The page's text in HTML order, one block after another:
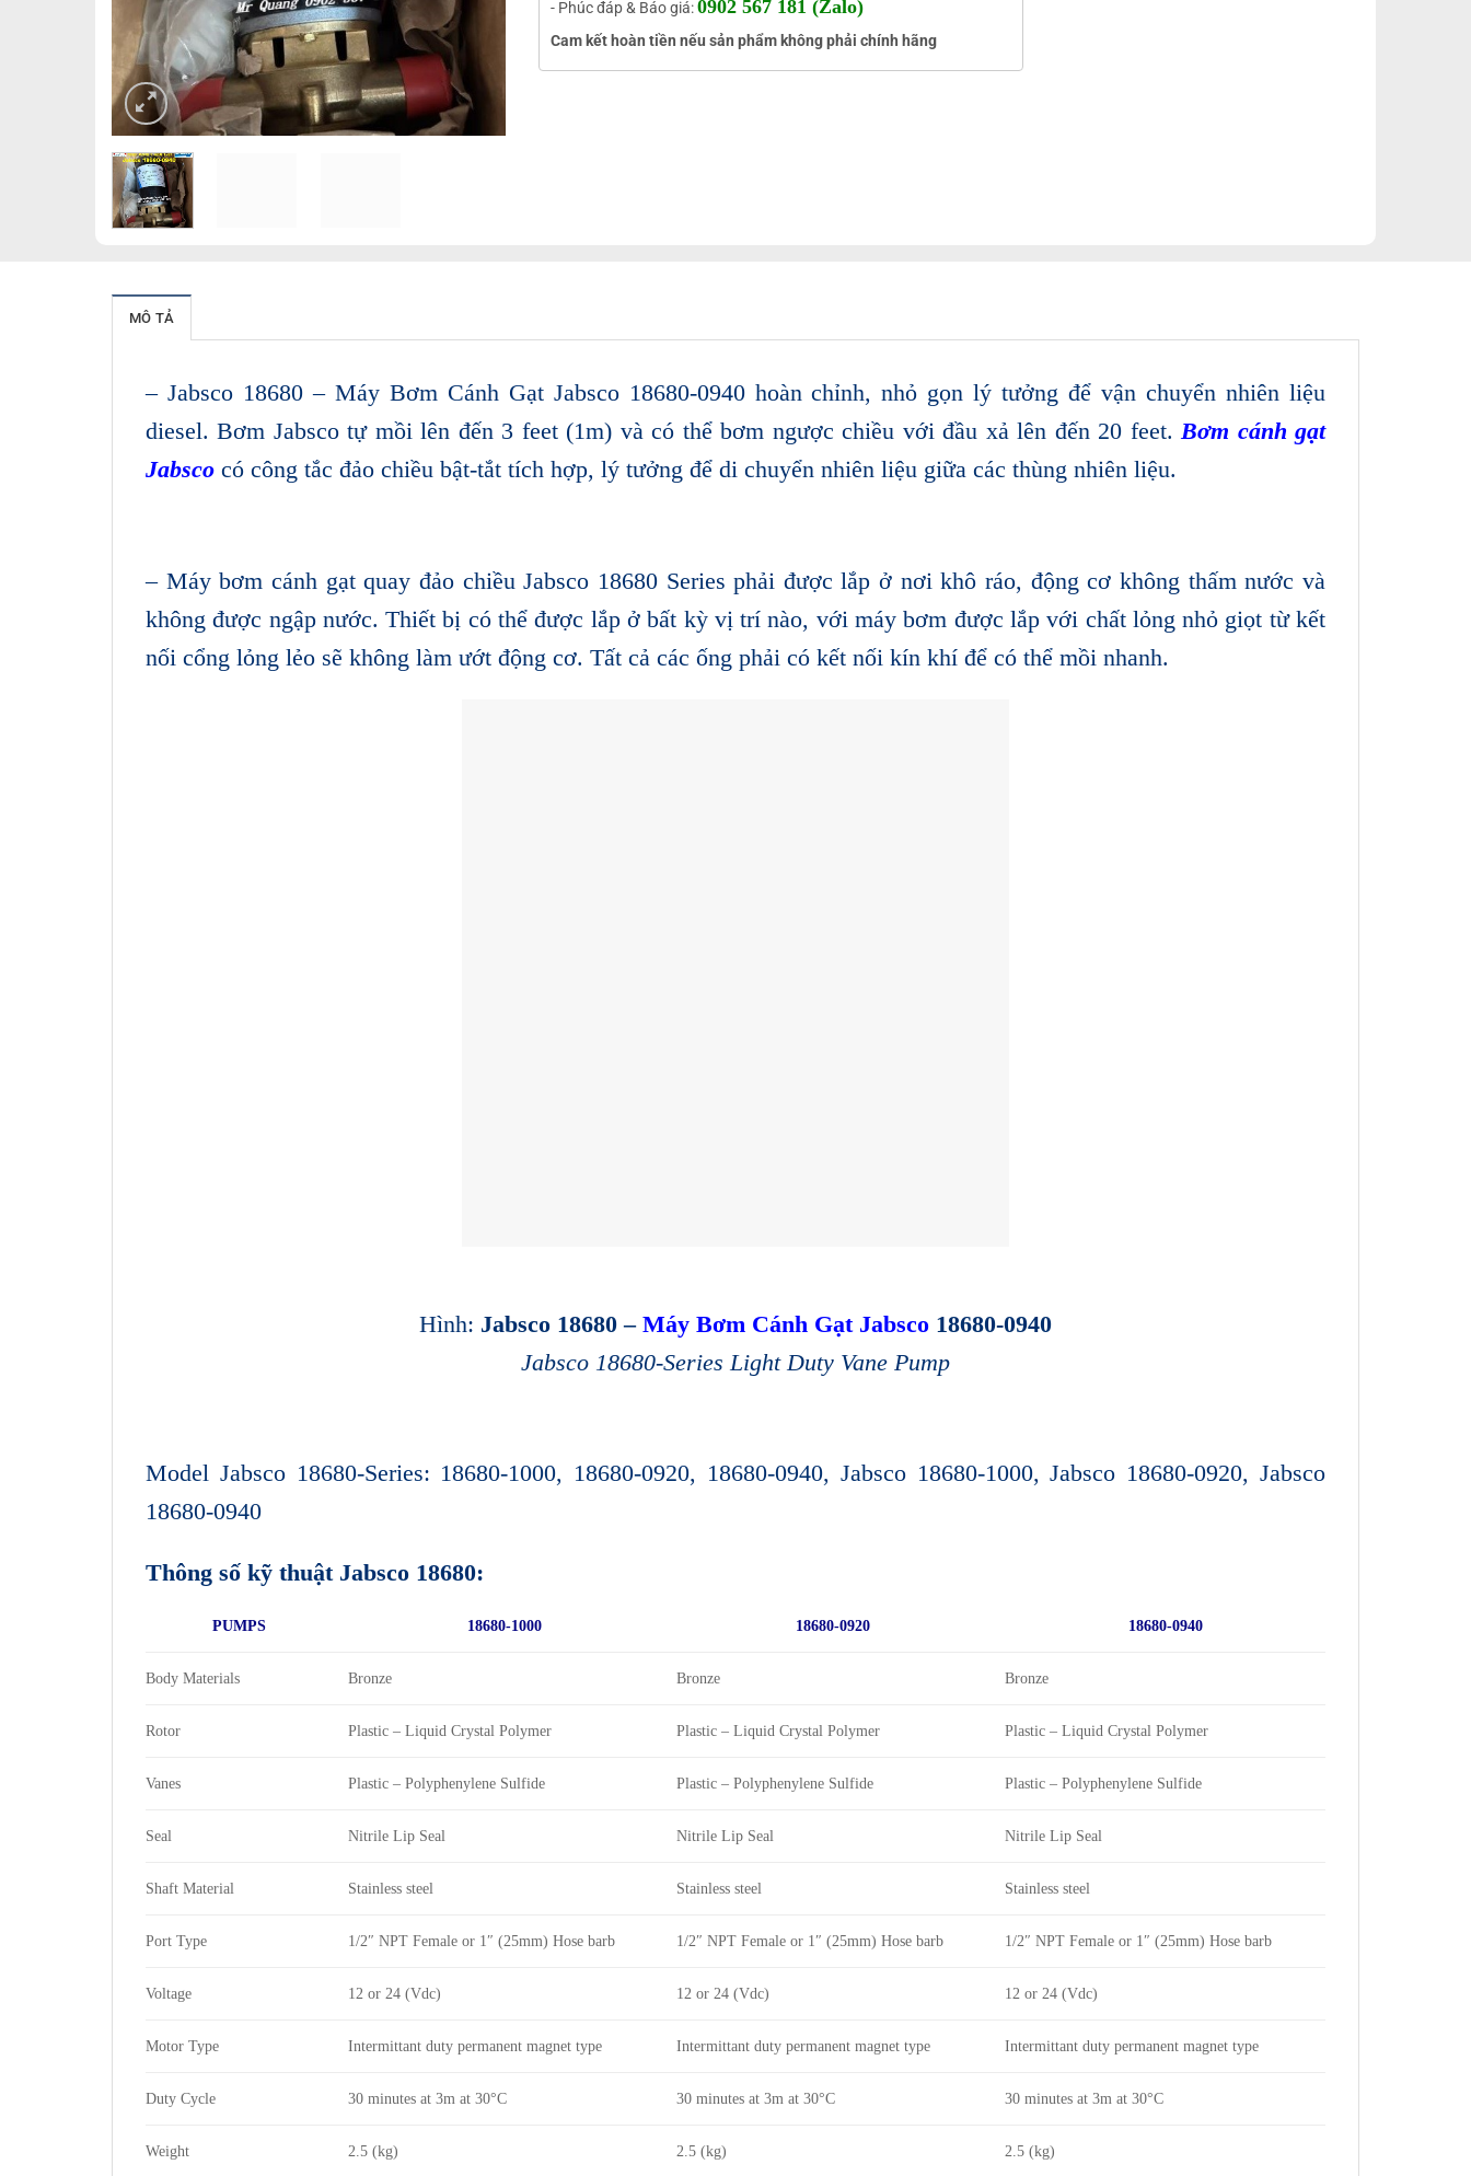
- Phúc đáp & Báo giá:0902 567 181 (Zalo)
Cam kết hoàn tiền nếu sản phẩm không phải chính hãng
MÔ TẢ
– Jabsco 18680 – Máy Bơm Cánh Gạt Jabsco 18680-0940 hoàn chỉnh, nhỏ gọn lý tưởng để vận chuyển nhiên liệu
diesel. Bơm Jabsco tự mồi lên đến 3 feet (1m) và có thể bơm ngược chiều với đầu xả lên đến 20 feet.Bơm cánh gạt
Jabsco có công tắc đảo chiều bật-tắt tích hợp, lý tưởng để di chuyển nhiên liệu giữa các thùng nhiên liệu.
– Máy bơm cánh gạt quay đảo chiều Jabsco 18680 Series phải được lắp ở nơi khô ráo, động cơ không thấm nước và
không được ngập nước. Thiết bị có thể được lắp ở bất kỳ vị trí nào, với máy bơm được lắp với chất lỏng nhỏ giọt từ kết
nối cổng lỏng lẻo sẽ không làm ướt động cơ. Tất cả các ống phải có kết nối kín khí để có thể mồi nhanh.
Hình: Jabsco 18680 – Máy Bơm Cánh Gạt Jabsco 18680-0940
Jabsco 18680-Series Light Duty Vane Pump
Model Jabsco 18680-Series: 18680-1000, 18680-0920, 18680-0940, Jabsco 18680-1000, Jabsco 18680-0920, Jabsco
18680-0940
Thông số kỹ thuật Jabsco 18680:
PUMPS 18680-1000 18680-0920 18680-0940
Body Materials Bronze Bronze Bronze
Rotor Plastic – Liquid Crystal Polymer Plastic – Liquid Crystal Polymer Plastic – Liquid Crystal Polymer
Vanes Plastic – Polyphenylene Sulfide Plastic – Polyphenylene Sulfide Plastic – Polyphenylene Sulfide
Seal Nitrile Lip Seal Nitrile Lip Seal Nitrile Lip Seal
Shaft Material Stainless steel Stainless steel Stainless steel
Port Type 1/2″ NPT Female or 1″ (25mm) Hose barb 1/2″ NPT Female or 1″ (25mm) Hose barb 1/2″ NPT Female or 1″ (25mm) Hose barb
Voltage 12 or 24 (Vdc) 12 or 24 (Vdc) 12 or 24 (Vdc)
Motor Type Intermittant duty permanent magnet type Intermittant duty permanent magnet type Intermittant duty permanent magnet type
Duty Cycle 30 minutes at 3m at 30°C 30 minutes at 3m at 30°C 30 minutes at 3m at 30°C
Weight 2.5 (kg) 2.5 (kg) 2.5 (kg)